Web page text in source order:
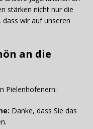
stärken nicht nur die
wir auf unseren
an die
Pielenhofenern:
Danke, dass Sie das